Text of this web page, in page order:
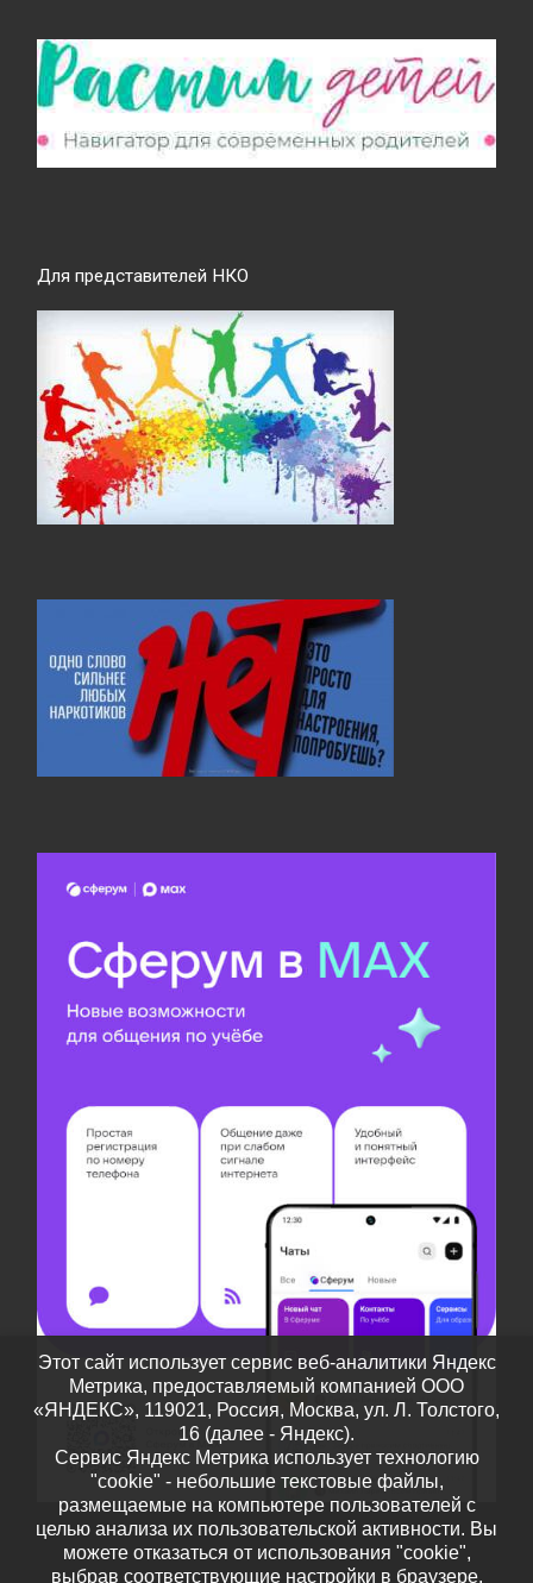
Для представителей НКО
Этот сайт использует сервис веб-аналитики Яндекс
Метрика, предоставляемый компанией ООО
«ЯНДЕКС», 119021, Россия, Москва, ул. Л. Толстого,
16 (далее - Яндекс).
Сервис Яндекс Метрика использует технологию
"cookie" - небольшие текстовые файлы,
размещаемые на компьютере пользователей с
целью анализа их пользовательской активности. Вы
можете отказаться от использования "cookie",
выбрав соответствующие настройки в браузере.